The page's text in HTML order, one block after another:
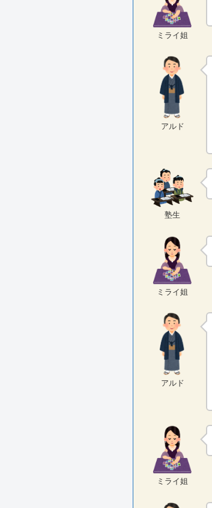
ミライ姐
アルド
塾生
ミライ姐
アルド
ミライ姐